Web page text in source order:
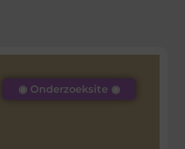
◉ Onderzoeksite ◉